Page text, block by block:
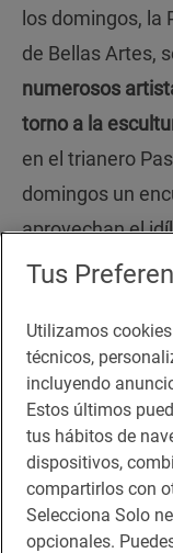
los domingos, la
de Bellas Artes,
numerosos
torno a la
en el trianero
domingos un
aprovechan el
tipo de objetos
Que nunca
Una ruta como
incluir todos
Sevilla -aunque
los que poder
Tus
Utilizamos
técnicos,
incluyendo
Estos últimos
tus hábitos de
dispositivos,
compartirlos con
Selecciona Solo
opcionales.